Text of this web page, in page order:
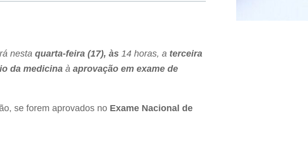
nesta quarta-feira (17), às 14 horas, a terceira
da medicina à aprovação em exame de
se forem aprovados no Exame Nacional de